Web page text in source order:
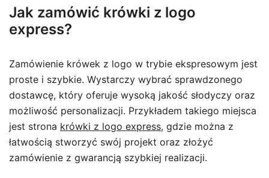
Jak zamówić krówki z logo
express?
Zamówienie krówek z logo w trybie ekspresowym jest
proste i szybkie. Wystarczy wybrać sprawdzonego
dostawcę, który oferuje wysoką jakość słodyczy oraz
możliwość personalizacji. Przykładem takiego miejsca
jest strona krówki z logo express, gdzie można z
łatwością stworzyć swój projekt oraz złożyć
zamówienie z gwarancją szybkiej realizacji.